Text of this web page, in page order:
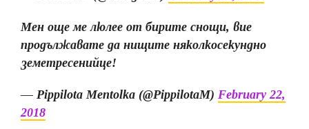
Мен още ме люлее от бирите снощи, вие
продължавате да нищите няколкосекундно
земетресенийце!
— Pippilota Mentolka (@PippilotaM) February 22,
2018